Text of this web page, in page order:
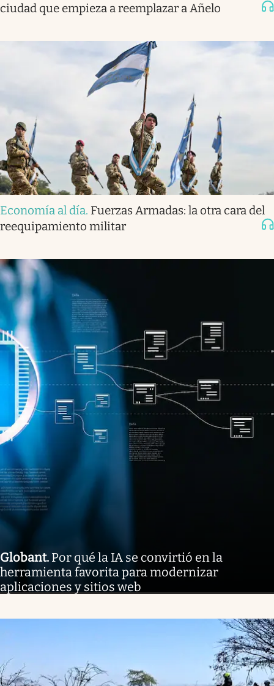
ciudad que empieza a reemplazar a Añelo
Economía al día. Fuerzas Armadas: la otra cara del
reequipamiento militar
Globant. Por qué la IA se convirtió en la
herramienta favorita para modernizar
aplicaciones y sitios web